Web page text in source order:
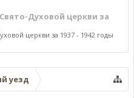
Духовой церкви за
церкви за 1937 - 1942 годы
уезд